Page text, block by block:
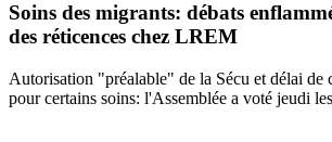
Soins des migrants: débats
des réticences chez LREM
Autorisation "préalable" de la Sécu et délai de
pour certains soins: l'Assemblée a voté jeudi